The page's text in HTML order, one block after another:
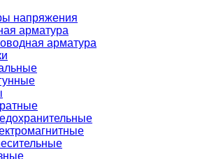
напряжения
арматура
арматура